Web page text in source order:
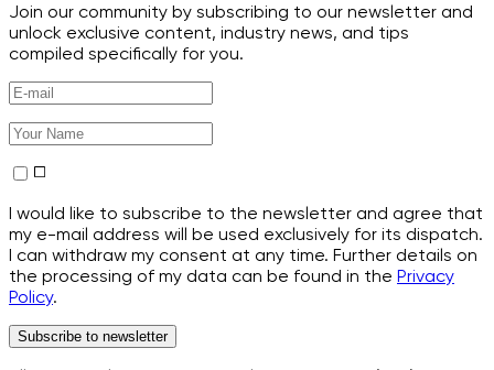
Join our community by subscribing to our newsletter and
unlock exclusive content, industry news, and tips
compiled specifically for you.
I would like to subscribe to the newsletter and agree that
my e-mail address will be used exclusively for its dispatch.
I can withdraw my consent at any time. Further details on
the processing of my data can be found in the Privacy
Policy.
Subscribe to newsletter